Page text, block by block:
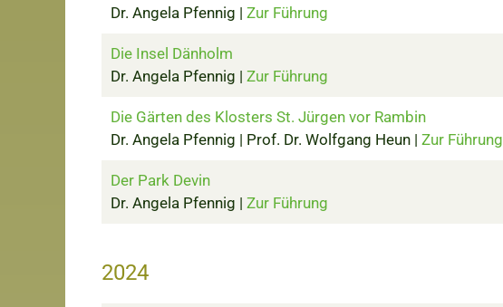
Dr. Angela Pfennig | Zur Führung
Die Insel Dänholm
Dr. Angela Pfennig | Zur Führung
Die Gärten des Klosters St. Jürgen vor Rambin
Dr. Angela Pfennig | Prof. Dr. Wolfgang Heun | Zur Führung
Der Park Devin
Dr. Angela Pfennig | Zur Führung
2024